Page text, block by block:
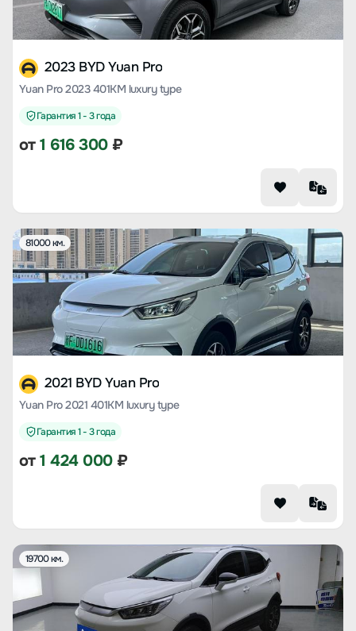
2023 BYD Yuan Pro
Yuan Pro 2023 401KM luxury type
Гарантия 1 - 3 года
от1 616 300₽
81000 км.
2021 BYD Yuan Pro
Yuan Pro 2021 401KM luxury type
Гарантия 1 - 3 года
от1 424 000₽
19700 км.